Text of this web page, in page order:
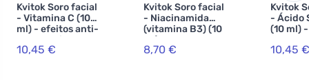
Kvitok Soro facial
- Vitamina C (10
ml) - efeitos anti-
envelhecimento
10,45 €
Kvitok Soro facial
- Niacinamida
(vitamina B3) (10
ml) - para pele
com tendência
8,70 €
Kvitok
- Ácido
(10 ml)
10,45 €